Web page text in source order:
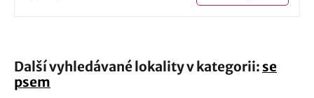
Další vyhledávané lokality v kategorii: se
psem